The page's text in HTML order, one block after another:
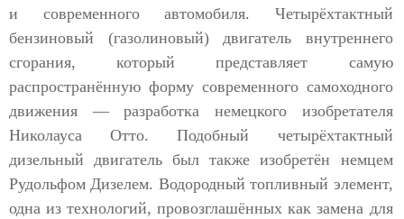
и современного автомобиля. Четырёхтактный
бензиновый (газолиновый) двигатель внутреннего
сгорания, который представляет самую
распространённую форму современного самоходного
движения — разработка немецкого изобретателя
Николауса Отто. Подобный четырёхтактный
дизельный двигатель был также изобретён немцем
Рудольфом Дизелем. Водородный топливный элемент,
одна из технологий, провозглашённых как замена для